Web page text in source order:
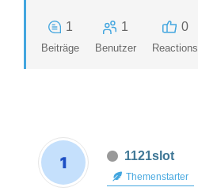
1
Beiträge
1
Benutzer
0
Reactions
1121slot
Themenstarter